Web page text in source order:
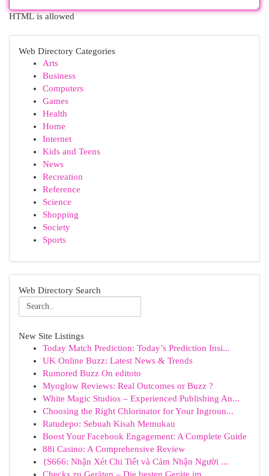
HTML is allowed
Web Directory Categories
Arts
Business
Computers
Games
Health
Home
Internet
Kids and Teens
News
Recreation
Reference
Science
Shopping
Society
Sports
Web Directory Search
New Site Listings
Today Match Prediction: Today’s Prediction Insi...
UK Online Buzz: Latest News & Trends
Rumored Buzz On editoto
Myoglow Reviews: Real Outcomes or Buzz ?
White Magic Studios – Experienced Publishing An...
Choosing the Right Chlorinator for Your Ingroun...
Ratudepo: Sebuah Kisah Memukau
Boost Your Facebook Engagement: A Complete Guide
88i Casino: A Comprehensive Review
{S666: Nhận Xét Chi Tiết và Cảm Nhận Người ...